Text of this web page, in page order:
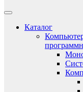
Каталог